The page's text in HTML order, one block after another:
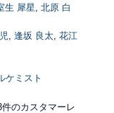
生 犀星 北原 白
逢坂 良太, 花江
ケミスト
件のカスタマーレ